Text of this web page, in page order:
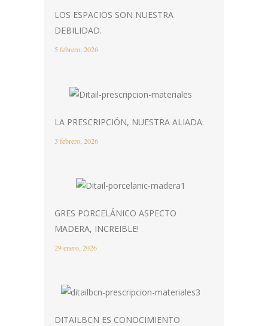
LOS ESPACIOS SON NUESTRA
DEBILIDAD.
5 febrero, 2026
LA PRESCRIPCIÓN, NUESTRA ALIADA.
3 febrero, 2026
GRES PORCELÁNICO ASPECTO
MADERA, INCREIBLE!
29 enero, 2026
DITAILBCN ES CONOCIMIENTO